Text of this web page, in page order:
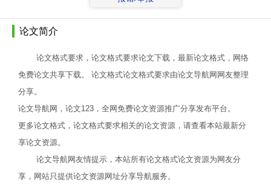
论文简介
论文格式要求，论文格式要求论文下载，最新论文格式，网络
免费论文共享下载。 论文格式论文格式要求由论文导航网网友整理
分享。
论文导航网，论文123，全网免费论文资源推广分享发布平台。
更多论文格式，论文格式要求相关的论文资源，请查看本站最新分
享论文资源。
论文导航网友情提示，本站所有论文格式论文资源为网友分
享，网站只提供论文资源网址分享导航服务。